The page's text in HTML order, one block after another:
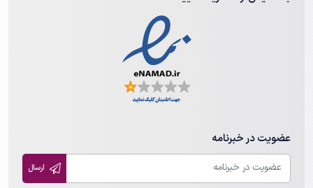
عضویت در خبرنامه